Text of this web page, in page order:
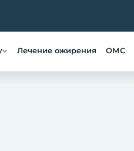
Лечение ожирения ОМС